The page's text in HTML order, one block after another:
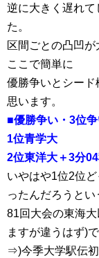
逆に大きく遅れて
た。
区間ごとの凸凹が
ここで簡単に
優勝争いとシード
思います。
■優勝争い・3位
1位青学大
2位東洋大＋3分
いやはや1位2位
ったんだろうとい
81回大会の東海
ますが違うはず)
⇒)今季大学駅伝